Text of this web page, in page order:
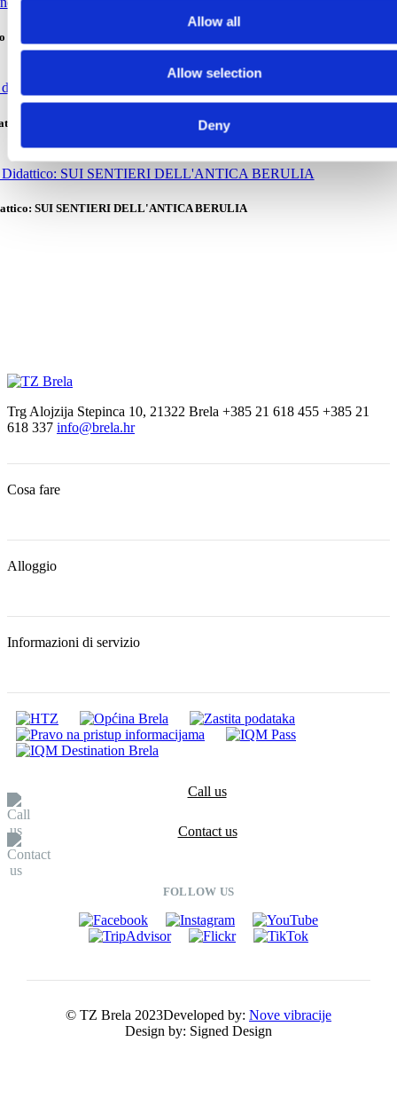
Allow all
Allow selection
Deny
Trekking) – Bosco di Pakline sul Monte Biokovo
STRADA FRANCESE
SUI SENTIERI DELL'ANTICA BERULIA
Trg Alojzija Stepinca 10, 21322 Brela +385 21 618 455 +385 21
618 337 info@brela.hr
Cosa fare
Alloggio
Informazioni di servizio
Call us
Contact us
FOLLOW US
© TZ Brela 2023Developed by: Nove vibracije
Design by: Signed Design